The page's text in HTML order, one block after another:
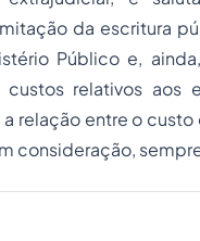
da escritura
Público e,
relativos aos
a relação entre o
consideração,